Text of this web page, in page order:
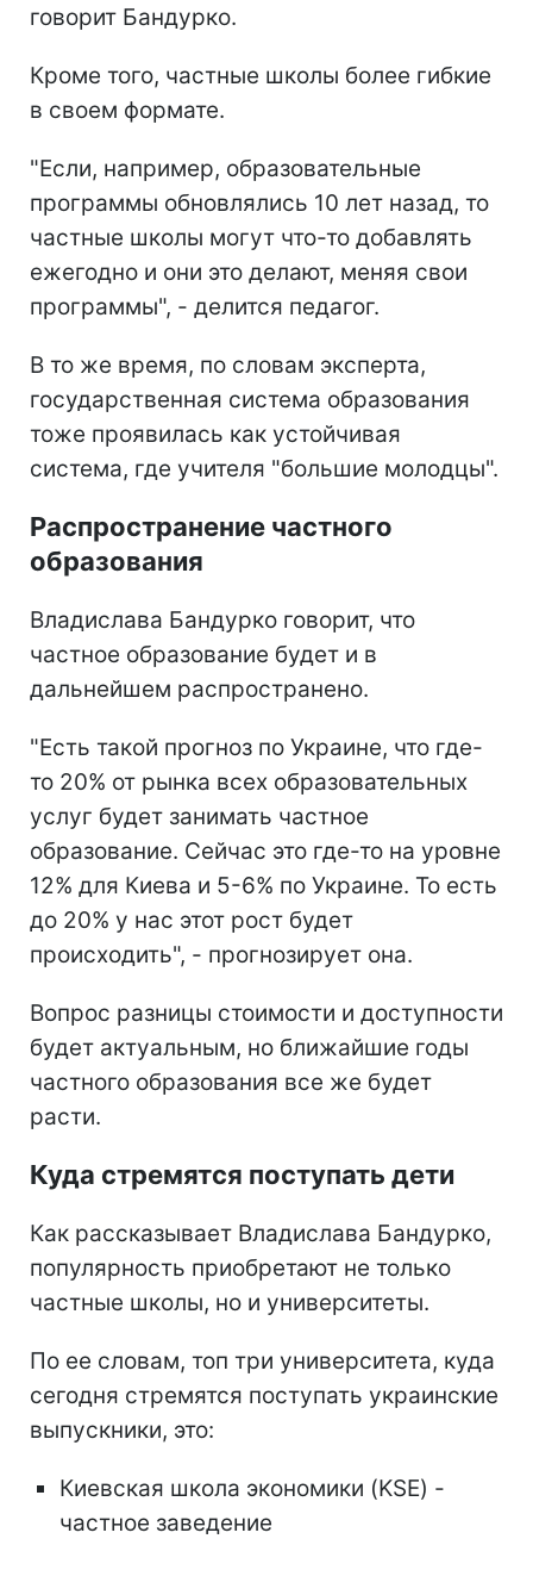
говорит Бандурко.
Кроме того, частные школы более гибкие
в своем формате.
"Если, например, образовательные
программы обновлялись 10 лет назад, то
частные школы могут что-то добавлять
ежегодно и они это делают, меняя свои
программы", - делится педагог.
В то же время, по словам эксперта,
государственная система образования
тоже проявилась как устойчивая
система, где учителя "большие молодцы".
Распространение частного
образования
Владислава Бандурко говорит, что
частное образование будет и в
дальнейшем распространено.
"Есть такой прогноз по Украине, что где-
то 20% от рынка всех образовательных
услуг будет занимать частное
образование. Сейчас это где-то на уровне
12% для Киева и 5-6% по Украине. То есть
до 20% у нас этот рост будет
происходить", - прогнозирует она.
Вопрос разницы стоимости и доступности
будет актуальным, но ближайшие годы
частного образования все же будет
расти.
Куда стремятся поступать дети
Как рассказывает Владислава Бандурко,
популярность приобретают не только
частные школы, но и университеты.
По ее словам, топ три университета, куда
сегодня стремятся поступать украинские
выпускники, это:
Киевская школа экономики (KSE) -
частное заведение